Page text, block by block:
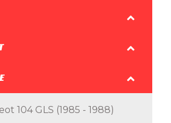
104 GLS (1985 - 1988)